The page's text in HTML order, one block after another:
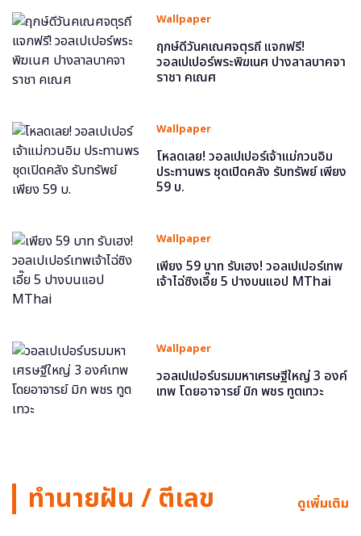
Wallpaper
ฤกษ์ดีวันคเณศจตุรถี แจกฟรี!
วอลเปเปอร์พระพิฆเนศ ปางลาลบาคจา
ราชา คเณศ
Wallpaper
โหลดเลย! วอลเปเปอร์เจ้าแม่กวนอิม
ประทานพร ชุดเปิดคลัง รับทรัพย์ เพียง
59 บ.
Wallpaper
เพียง 59 บาท รับเฮง! วอลเปเปอร์เทพ
เจ้าไฉ่ซิงเอี๊ย 5 ปางบนแอป MThai
Wallpaper
วอลเปเปอร์บรมมหาเศรษฐีใหญ่ 3 องค์
เทพ โดยอาจารย์ มิก พชร ทูตเทวะ
ทำนายฝัน / ตีเลข ดูเพิ่มเติม